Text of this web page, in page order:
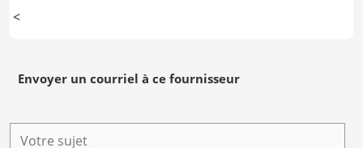
<
Envoyer un courriel à ce fournisseur